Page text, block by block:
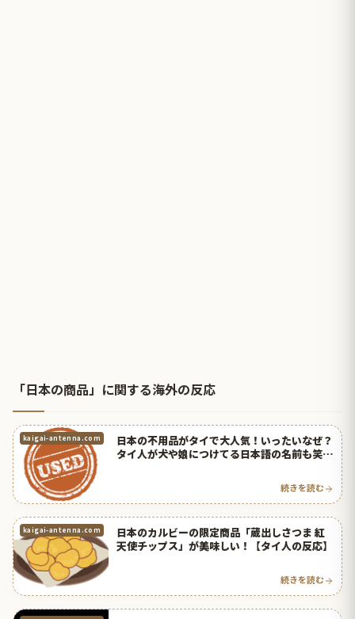
「日本の商品」に関する海外の反応
kaigai-antenna.com
日本の不用品がタイで大人気！いったいなぜ？
タイ人が犬や娘につけてる日本語の名前も笑っ
続きを読む
kaigai-antenna.com
日本のカルビーの限定商品「蔵出しさつま 紅
天使チップス」が美味しい！【タイ人の反応】
続きを読む